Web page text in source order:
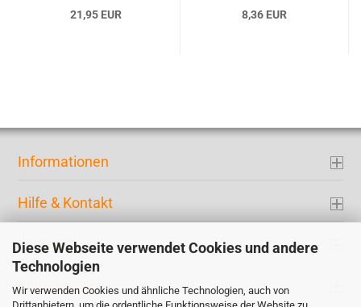
Diese Webseite verwendet Cookies und andere
Technologien
Wir verwenden Cookies und ähnliche Technologien, auch von
21,95 EUR 8,36 EUR
Informationen
Hilfe & Kontakt
Ihr Konto
Kontaktdaten